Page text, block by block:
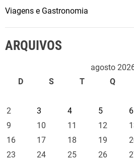
Viagens e Gastronomia
ARQUIVOS
agosto
D
S T Q
2
3 4 5 6
9
10 11 12
16
17 18 19
23
24 25 26